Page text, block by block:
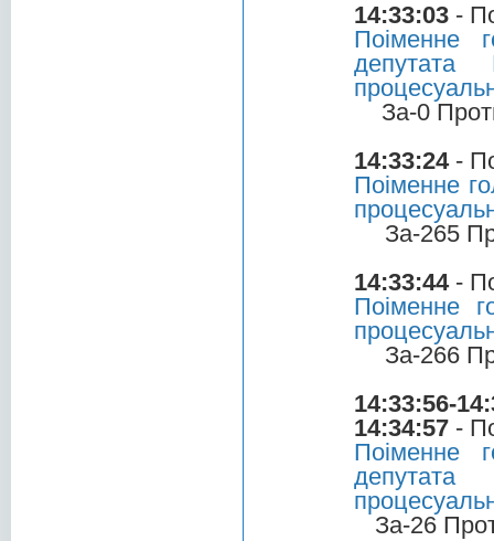
14:33:03 -
Поіменне
депутата
За-0
14:33:24-
Поіменне
За-265
14:33:44-
Поіменне
За-266
14:33:56-
14:34:57 -
Поіменне
За-26